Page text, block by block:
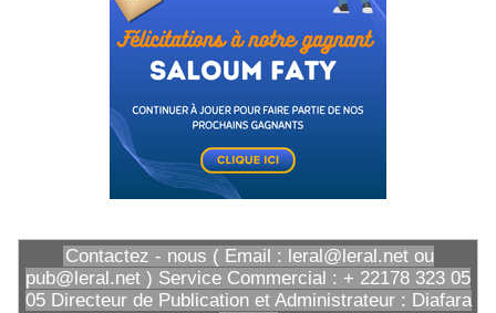
Contactez - nous ( Email : leral@leral.net ou
pub@leral.net ) Service Commercial : + 22178 323 05
05 Directeur de Publication et Administrateur : Diafara